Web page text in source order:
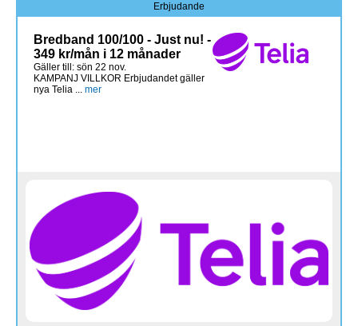
Erbjudande
Bredband 100/100 - Just nu! -
349 kr/mån i 12 månader
Gäller till: sön 22 nov.
KAMPANJ VILLKOR Erbjudandet gäller
nya Telia ... mer